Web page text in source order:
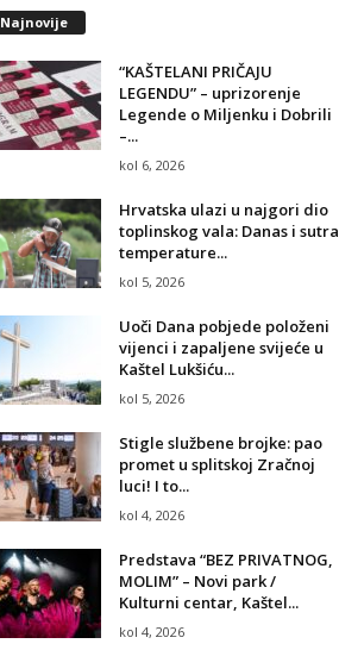
Najnovije
“KAŠTELANI PRIČAJU
LEGENDU” – uprizorenje
Legende o Miljenku i Dobrili
–...
kol 6, 2026
Hrvatska ulazi u najgori dio
toplinskog vala: Danas i sutra
temperature...
kol 5, 2026
Uoči Dana pobjede položeni
vijenci i zapaljene svijeće u
Kaštel Lukšiću...
kol 5, 2026
Stigle službene brojke: pao
promet u splitskoj Zračnoj
luci! I to...
kol 4, 2026
Predstava “BEZ PRIVATNOG,
MOLIM” – Novi park /
Kulturni centar, Kaštel...
kol 4, 2026